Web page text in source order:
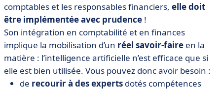
comptables et les responsables financiers, elle doit
être implémentée avec prudence !
Son intégration en comptabilité et en finances
implique la mobilisation d’un réel savoir-faire en la
matière : l’intelligence artificielle n’est efficace que si
elle est bien utilisée. Vous pouvez donc avoir besoin :
de recourir à des experts dotés compétences